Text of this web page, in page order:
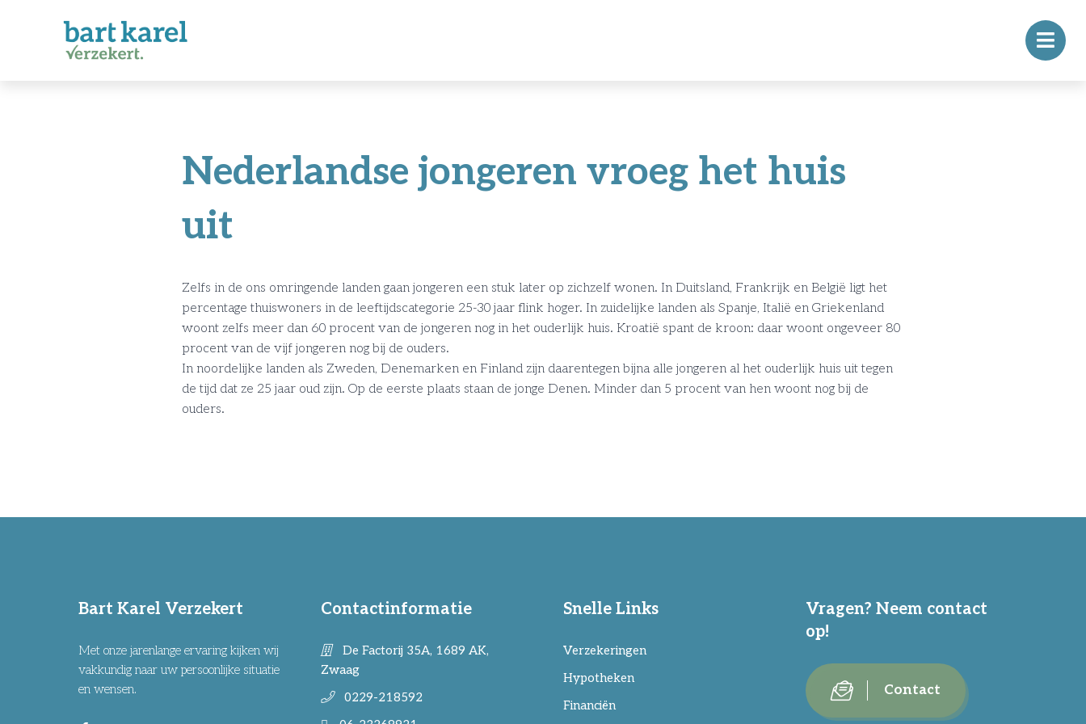
Nederlandse jongeren vroeg het huis
uit
Zelfs in de ons omringende landen gaan jongeren een stuk later op zichzelf wonen. In Duitsland, Frankrijk en België ligt het
percentage thuiswoners in de leeftijdscategorie 25-30 jaar flink hoger. In zuidelijke landen als Spanje, Italië en Griekenland
woont zelfs meer dan 60 procent van de jongeren nog in het ouderlijk huis. Kroatië spant de kroon: daar woont ongeveer 80
procent van de vijf jongeren nog bij de ouders.
In noordelijke landen als Zweden, Denemarken en Finland zijn daarentegen bijna alle jongeren al het ouderlijk huis uit tegen
de tijd dat ze 25 jaar oud zijn. Op de eerste plaats staan de jonge Denen. Minder dan 5 procent van hen woont nog bij de
ouders.
Bart Karel Verzekert
Met onze jarenlange ervaring kijken wij
vakkundig naar uw persoonlijke situatie
en wensen.
Contactinformatie
De Factorij 35A, 1689 AK,
Zwaag
0229-218592
Snelle Links
Verzekeringen
Hypotheken
Financiën
Vragen? Neem contact
op!
Contact